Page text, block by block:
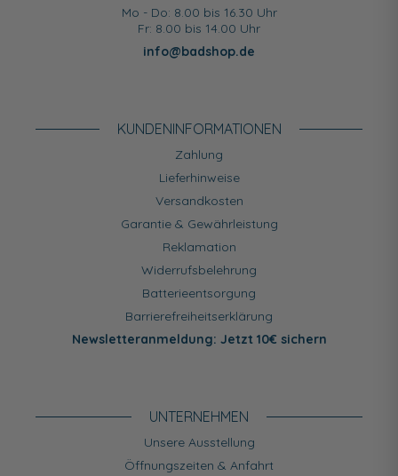
Mo - Do: 8.00 bis 16.30 Uhr
Fr: 8.00 bis 14.00 Uhr
info@badshop.de
KUNDEN­INFORMATIONEN
Zahlung
Lieferhinweise
Versandkosten
Garantie & Gewährleistung
Reklamation
Widerrufsbelehrung
Batterieentsorgung
Barrierefreiheitserklärung
Newsletteranmeldung: Jetzt 10€ sichern
UNTERNEHMEN
Unsere Ausstellung
Öffnungszeiten & Anfahrt